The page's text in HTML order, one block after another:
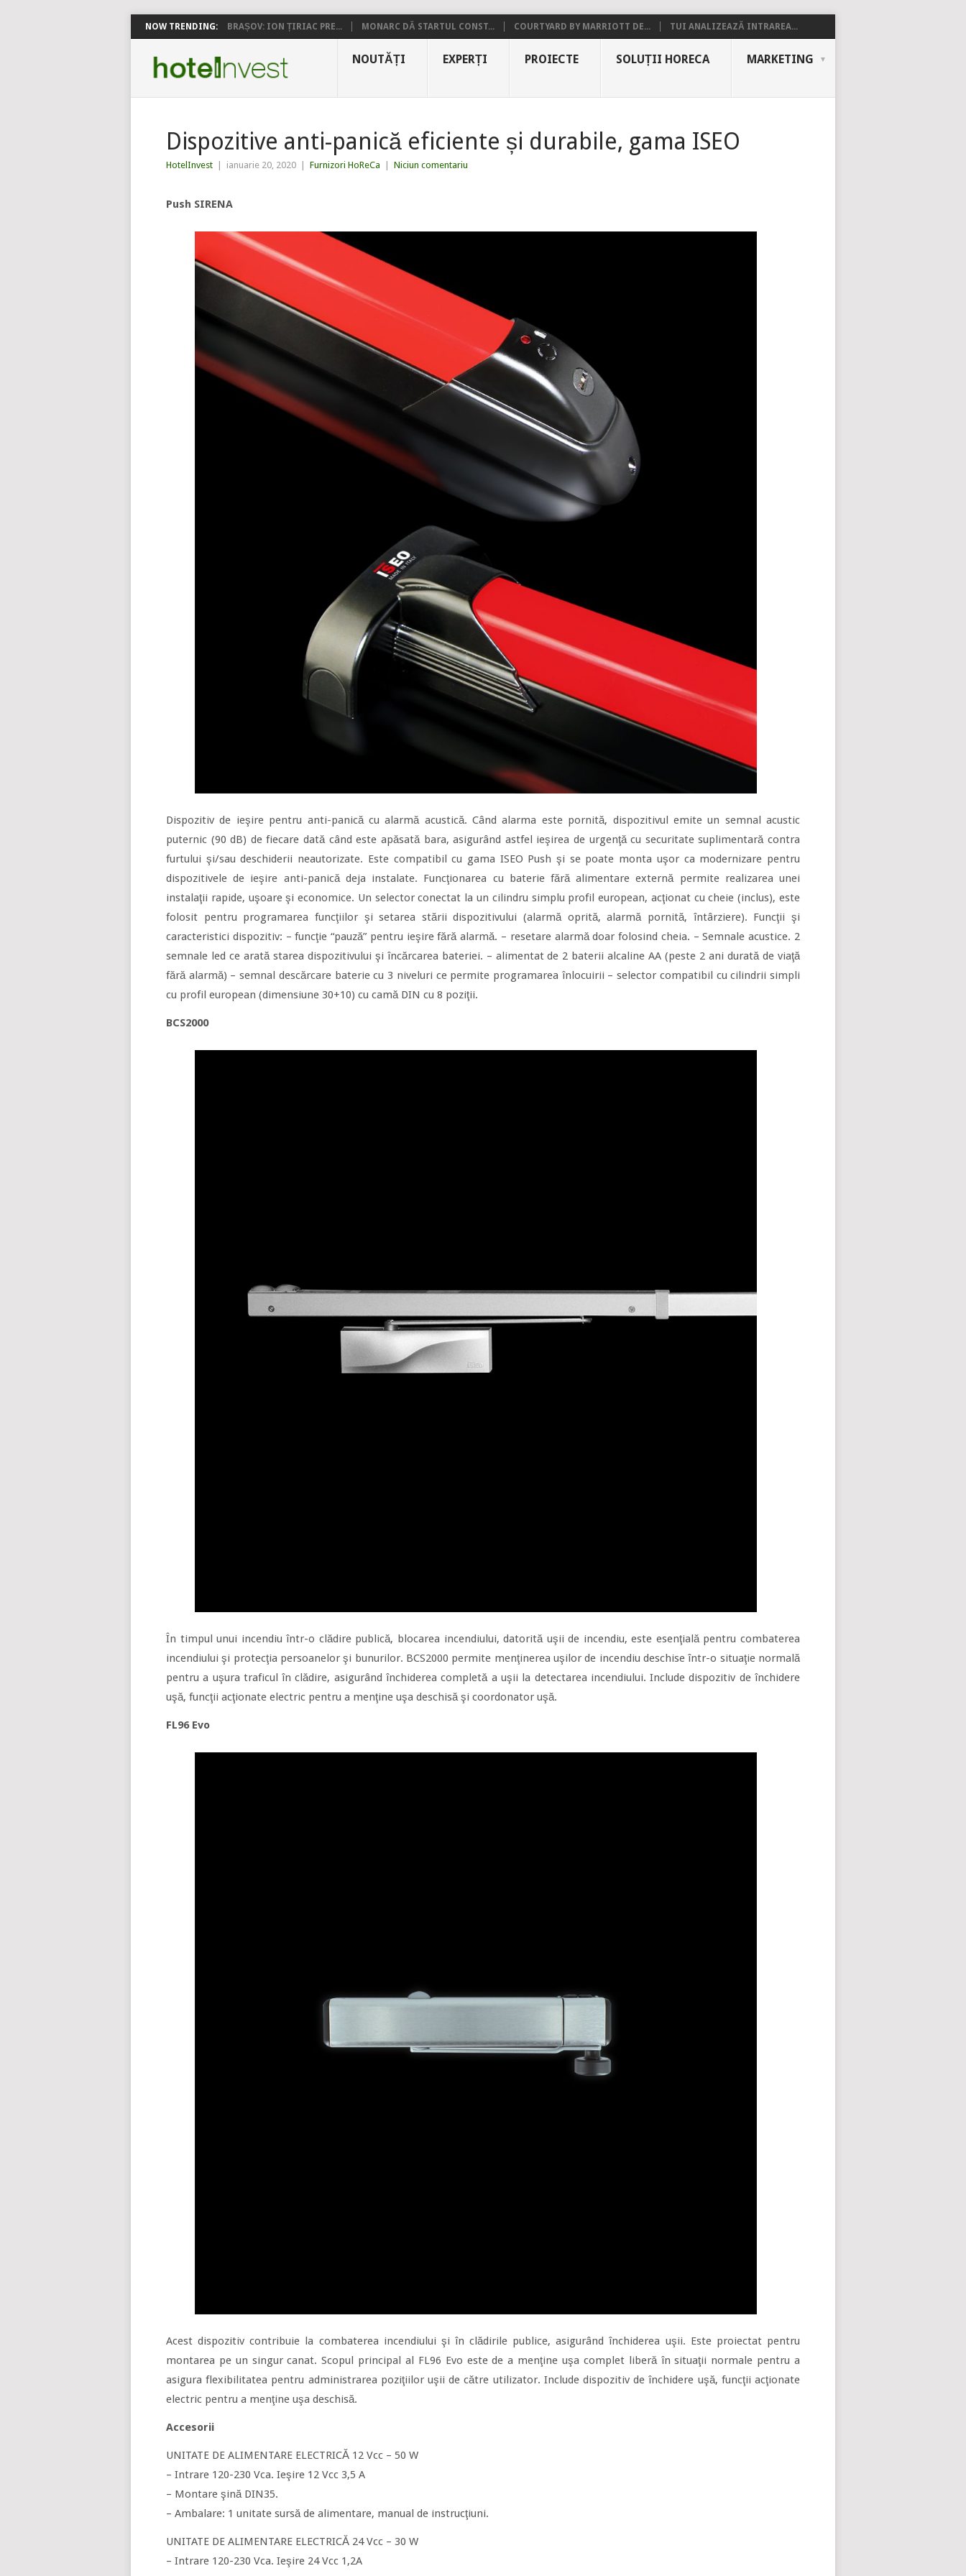
NOW TRENDING: BRAȘOV: ION ȚIRIAC PRE... MONARC DĂ STARTUL CONST... COURTYARD BY MARRIOTT DE... TUI ANALIZEAZĂ INTRAREA...
NOUTĂȚI EXPERȚI PROIECTE SOLUȚII HORECA MARKETING
Dispozitive anti-panică eficiente și durabile, gama ISEO
HotelInvest ianuarie 20, 2020 Furnizori HoReCa Niciun comentariu
Push SIRENA
Dispozitiv de ieşire pentru anti-panică cu alarmă acustică. Când alarma este pornită, dispozitivul emite un semnal acustic
puternic (90 dB) de fiecare dată când este apăsată bara, asigurând astfel ieşirea de urgenţă cu securitate suplimentară contra
furtului şi/sau deschiderii neautorizate. Este compatibil cu gama ISEO Push şi se poate monta uşor ca modernizare pentru
dispozitivele de ieşire anti-panică deja instalate. Funcţionarea cu baterie fără alimentare externă permite realizarea unei
instalaţii rapide, uşoare şi economice. Un selector conectat la un cilindru simplu profil european, acţionat cu cheie (inclus), este
folosit pentru programarea funcţiilor şi setarea stării dispozitivului (alarmă oprită, alarmă pornită, întârziere). Funcţii şi
caracteristici dispozitiv: – funcţie “pauză” pentru ieşire fără alarmă. – resetare alarmă doar folosind cheia. – Semnale acustice. 2
semnale led ce arată starea dispozitivului şi încărcarea bateriei. – alimentat de 2 baterii alcaline AA (peste 2 ani durată de viaţă
fără alarmă) – semnal descărcare baterie cu 3 niveluri ce permite programarea înlocuirii – selector compatibil cu cilindrii simpli
cu profil european (dimensiune 30+10) cu camă DIN cu 8 poziţii.
BCS2000
În timpul unui incendiu într-o clădire publică, blocarea incendiului, datorită uşii de incendiu, este esenţială pentru combaterea
incendiului şi protecţia persoanelor şi bunurilor. BCS2000 permite menţinerea uşilor de incendiu deschise într-o situaţie normală
pentru a uşura traficul în clădire, asigurând închiderea completă a uşii la detectarea incendiului. Include dispozitiv de închidere
uşă, funcţii acţionate electric pentru a menţine uşa deschisă şi coordonator uşă.
FL96 Evo
Acest dispozitiv contribuie la combaterea incendiului şi în clădirile publice, asigurând închiderea uşii. Este proiectat pentru
montarea pe un singur canat. Scopul principal al FL96 Evo este de a menţine uşa complet liberă în situaţii normale pentru a
asigura flexibilitatea pentru administrarea poziţiilor uşii de către utilizator. Include dispozitiv de închidere uşă, funcţii acţionate
electric pentru a menţine uşa deschisă.
Accesorii
UNITATE DE ALIMENTARE ELECTRICĂ 12 Vcc – 50 W
– Intrare 120-230 Vca. Ieşire 12 Vcc 3,5 A
– Montare şină DIN35.
– Ambalare: 1 unitate sursă de alimentare, manual de instrucţiuni.
UNITATE DE ALIMENTARE ELECTRICĂ 24 Vcc – 30 W
– Intrare 120-230 Vca. Ieşire 24 Vcc 1,2A